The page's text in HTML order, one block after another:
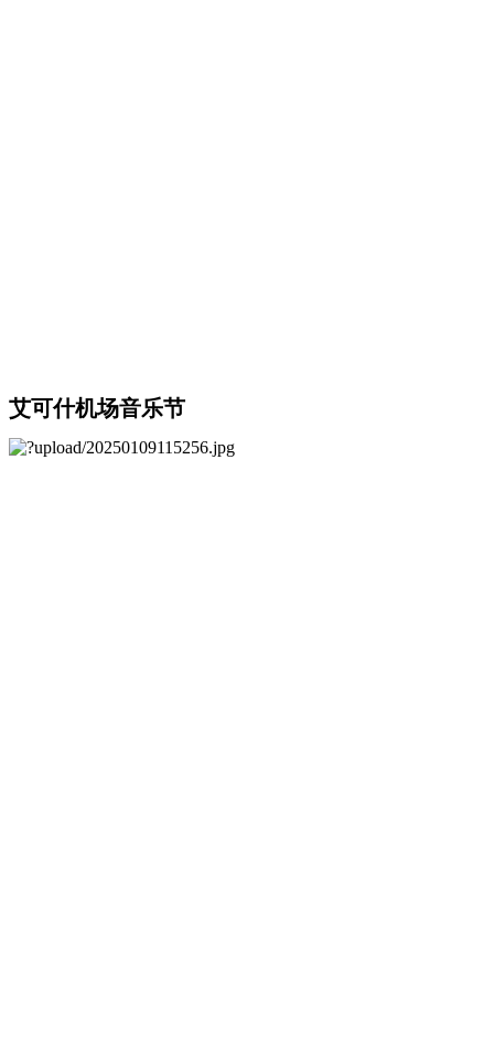
艾可什机场音乐节